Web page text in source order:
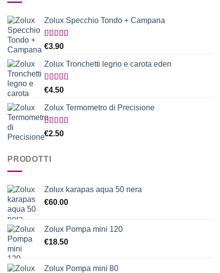
Zolux Specchio Tondo + Campana
Valutato
€3.90
Zolux Tronchetti legno e carota eden
Valutato
€4.50
Zolux Termometro di Precisione
Valutato
5.00
€2.50
PRODOTTI
Zolux karapas aqua 50 nera
€60.00
Zolux Pompa mini 120
€18.50
Zolux Pompa mini 80